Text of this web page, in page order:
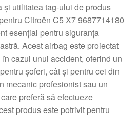
și utilitatea tag-ului de produs
Citroën C5 X7 9687714180
esențial pentru siguranța
Acest airbag este proiectat
cazul unui accident, oferind un
șoferi, cât și pentru cei din
mecanic profesionist sau un
preferă să efectueze
produs este potrivit pentru